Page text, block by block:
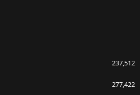
237,512
277,422